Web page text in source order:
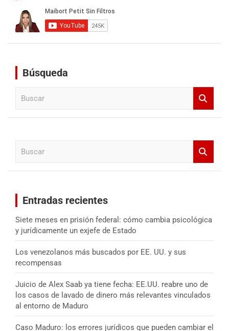
Búsqueda
Entradas recientes
Siete meses en prisión federal: cómo cambia psicológica
y jurídicamente un exjefe de Estado
Los venezolanos más buscados por EE. UU. y sus
recompensas
Juicio de Alex Saab ya tiene fecha: EE.UU. reabre uno de
los casos de lavado de dinero más relevantes vinculados
al entorno de Maduro
Caso Maduro: los errores jurídicos que pueden cambiar el